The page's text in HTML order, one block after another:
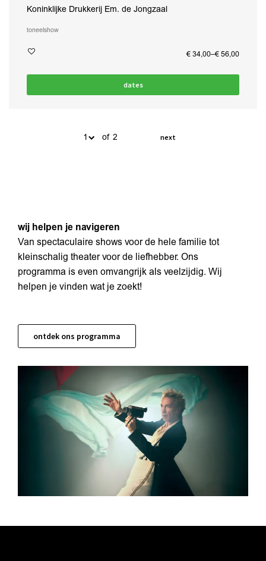
Koninklijke Drukkerij Em. de Jongzaal
toneelshow
€ 34,00–€ 56,00
dates
of 2 next
wij helpen je navigeren
Van spectaculaire shows voor de hele familie tot
kleinschalig theater voor de liefhebber. Ons
programma is even omvangrijk als veelzijdig. Wij
helpen je vinden wat je zoekt!
ontdek ons programma